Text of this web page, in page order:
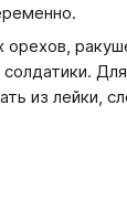
из лейки,